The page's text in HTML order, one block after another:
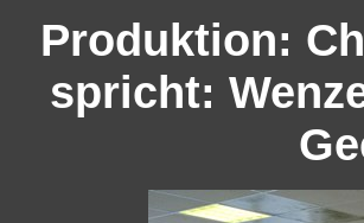
Produktion:
spricht: